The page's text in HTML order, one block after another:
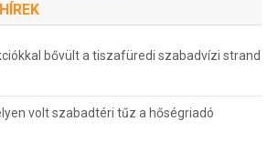
bővült a tiszafüredi szabadvízi strand
volt szabadtéri tűz a hőségriadó